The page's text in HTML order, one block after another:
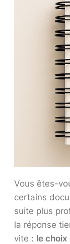
Vous êtes-
certains
suite plus
la réponse
vite : le